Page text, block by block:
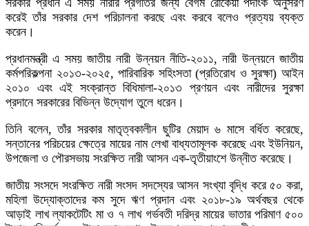
সরকার প্রধান এ সময় নারীর প্রগতির জন্য বেগম রোকেয়া পদাংক অনুসরণ
করেই তাঁর সরকার দেশ পরিচালনা করছে এবং করবে বলেও প্রত্যয় ব্যক্ত
করেন।
প্রধানমন্ত্রী এ সময় জাতীয় নারী উন্নয়ন নীতি-২০১১, নারী উন্নয়নে জাতীয়
কর্মপরিকল্পনা ২০১৩-২০২৫, পারিবারিক সহিংসতা (প্রতিরোধ ও সুরক্ষা) আইন
২০১০ এবং এই সংক্রান্ত বিধিমালা-২০১৩ প্রণয়ন এবং নারীদের সুরক্ষা
প্রদানে সরকারের বিভিন্ন উদ্যোগ তুলে ধরেন।
তিনি বলেন, তাঁর সরকার মাতৃত্বকালীন ছুটির মেয়াদ ৬ মাসে বর্ধিত করেছে,
সন্তানের পরিচয়ের ক্ষেত্রে মায়ের নাম লেখা বাধ্যতামূলক করেছে এবং ইউনিয়ন,
উপজেলা ও পৌরসভায় সংরক্ষিত নারী আসন এক-তৃতীয়াংশে উন্নীত করেছে।
জাতীয় সংসদে সংরক্ষিত নারী সংসদ সদস্যের আসন সংখ্যা বৃদ্ধি করে ৫০ করা,
মহিলা উদ্যোক্তাদের কম সুদে ঋণ প্রদান এবং ২০১৮-১৯ অর্থবছর থেকে
আড়াই লাখ ল্যাকটেটিং মা ও ৭ লাখ গর্ভবতী দরিদ্র মায়ের ভাতার পরিমাণ ৫০০